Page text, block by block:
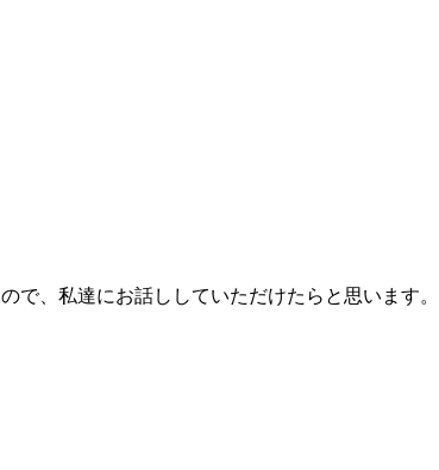
、私達にお話ししていただけたらと思います。